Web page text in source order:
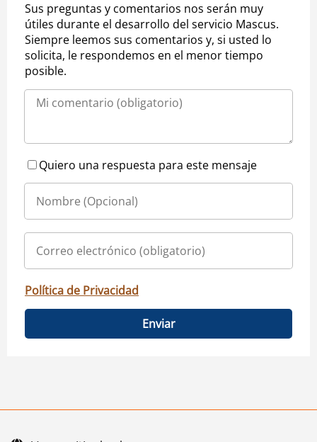
Sus preguntas y comentarios nos serán muy
útiles durante el desarrollo del servicio Mascus.
Siempre leemos sus comentarios y, si usted lo
solicita, le respondemos en el menor tiempo
posible.
Quiero una respuesta para este mensaje
Política de Privacidad
Enviar